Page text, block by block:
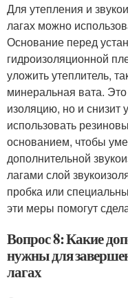
Для утепления и
лагах можно
Основание перед
гидроизоляционной
уложить утеплитель,
минеральная вата.
изоляцию, но и
использовать
основанием, чтобы
дополнительной
лагами слой
пробка или
эти меры помогут
Вопрос 8: Какие
нужны для
лагах